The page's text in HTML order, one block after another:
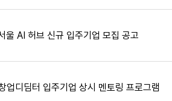
AI 허브 신규 입주기업 모집 공고
업디딤터 입주기업 상시 멘토링 프로그램